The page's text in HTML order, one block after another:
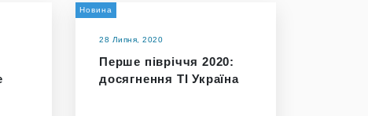
Новина
28 Липня, 2020
Перше півріччя 2020:
досягнення ТІ Україна